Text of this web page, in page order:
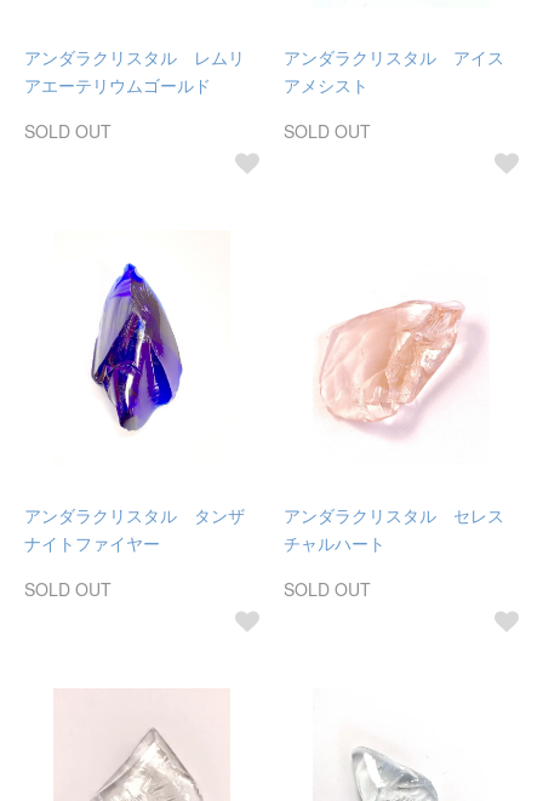
アンダラクリスタル レムリ
アエーテリウムゴールド
SOLD OUT
アンダラクリスタル アイス
アメシスト
SOLD OUT
アンダラクリスタル タンザ
ナイトファイヤー
SOLD OUT
アンダラクリスタル セレス
チャルハート
SOLD OUT